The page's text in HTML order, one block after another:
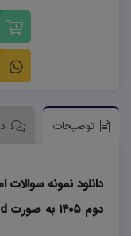
توضیحات
دانلود نمونه
دوم ۱۴۰۵ به صورت word؛